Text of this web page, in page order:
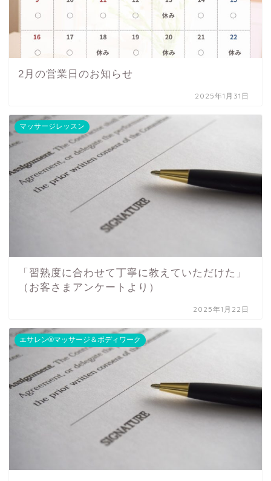
2月の営業日のお知らせ
2025年1月31日
マッサージレッスン
「習熟度に合わせて丁寧に教えていただけた」
（お客さまアンケートより）
2025年1月22日
エサレン®マッサージ＆ボディワーク